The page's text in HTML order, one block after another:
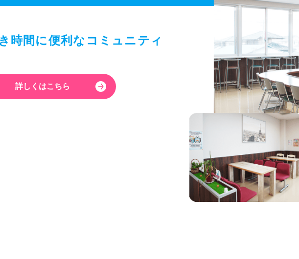
時間に便利なコミュニティ
詳しくはこちら